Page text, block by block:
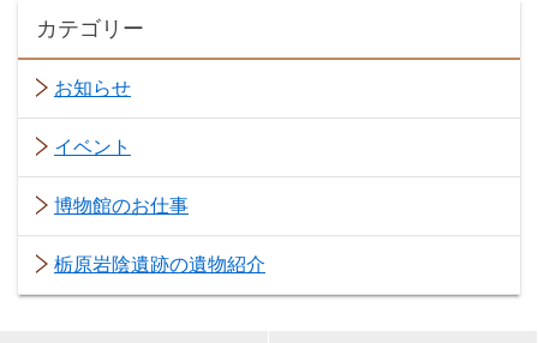
カテゴリー
お知らせ
イベント
博物館のお仕事
栃原岩陰遺跡の遺物紹介